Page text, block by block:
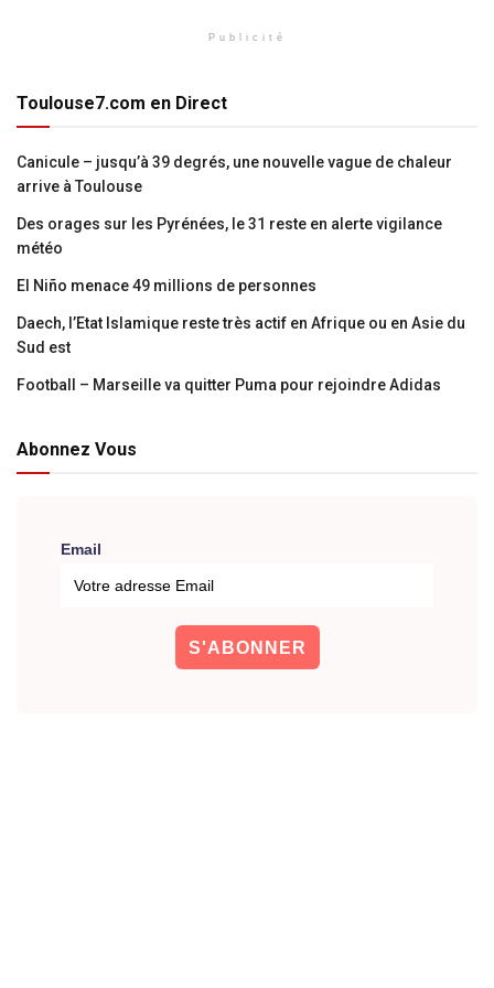
Publicité
Toulouse7.com en Direct
Canicule – jusqu’à 39 degrés, une nouvelle vague de chaleur
arrive à Toulouse
Des orages sur les Pyrénées, le 31 reste en alerte vigilance
météo
El Niño menace 49 millions de personnes
Daech, l’Etat Islamique reste très actif en Afrique ou en Asie du
Sud est
Football – Marseille va quitter Puma pour rejoindre Adidas
Abonnez Vous
Email